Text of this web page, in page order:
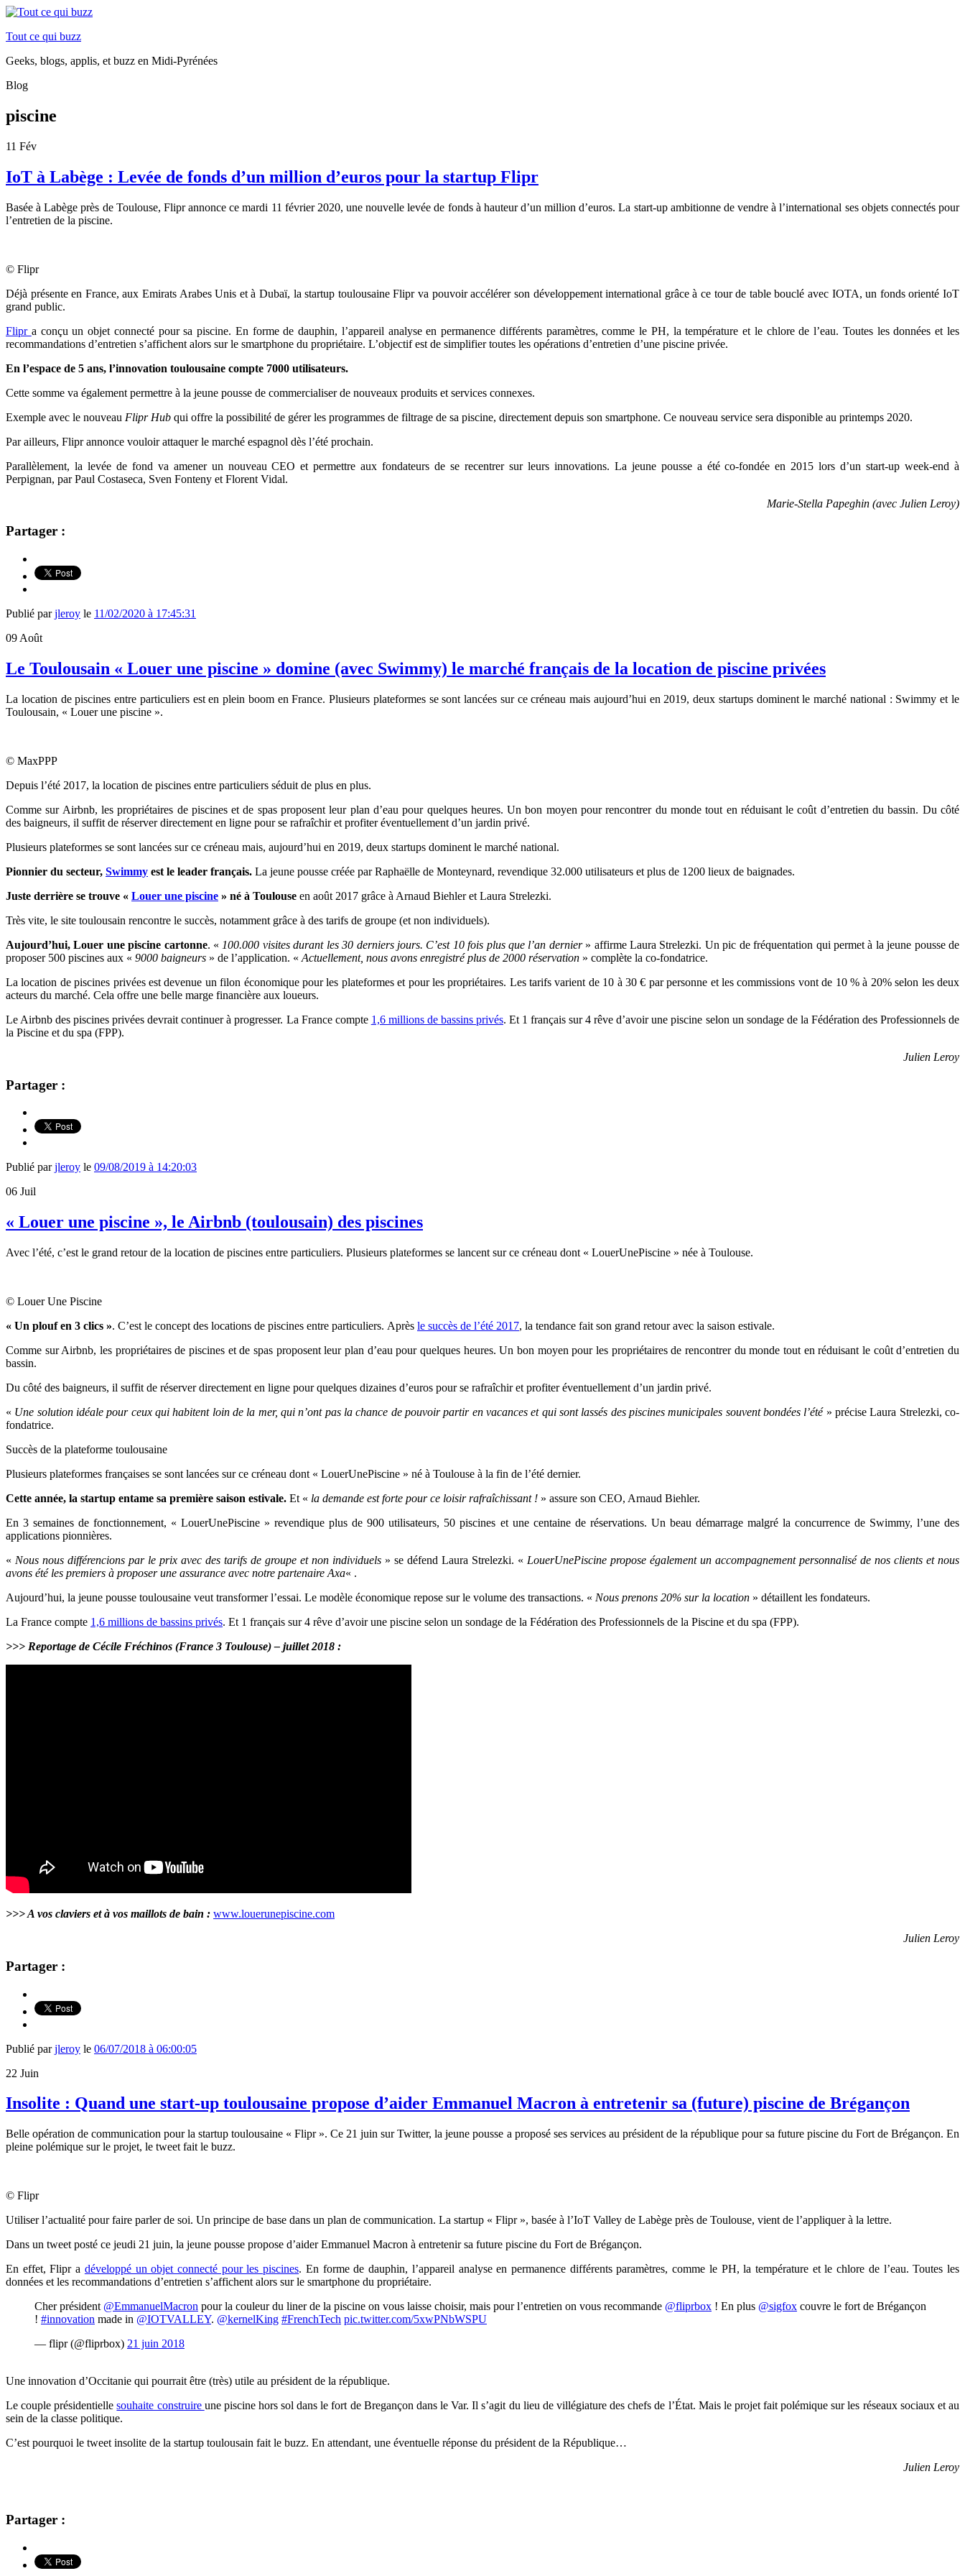
Tout ce qui buzz
Geeks, blogs, applis, et buzz en Midi-Pyrénées
Blog
piscine
11 Fév
IoT à Labège : Levée de fonds d’un million d’euros pour la startup Flipr
Basée à Labège près de Toulouse, Flipr annonce ce mardi 11 février 2020, une nouvelle levée de fonds à hauteur d’un million d’euros. La start-up ambitionne de vendre à l’international ses objets connectés pour
l’entretien de la piscine.
© Flipr
Déjà présente en France, aux Emirats Arabes Unis et à Dubaï, la startup toulousaine Flipr va pouvoir accélérer son développement international grâce à ce tour de table bouclé avec IOTA, un fonds orienté IoT
grand public.
Flipr a conçu un objet connecté pour sa piscine. En forme de dauphin, l’appareil analyse en permanence différents paramètres, comme le PH, la température et le chlore de l’eau. Toutes les données et les
recommandations d’entretien s’affichent alors sur le smartphone du propriétaire. L’objectif est de simplifier toutes les opérations d’entretien d’une piscine privée.
En l’espace de 5 ans, l’innovation toulousaine compte 7000 utilisateurs.
Cette somme va également permettre à la jeune pousse de commercialiser de nouveaux produits et services connexes.
Exemple avec le nouveau Flipr Hub qui offre la possibilité de gérer les programmes de filtrage de sa piscine, directement depuis son smartphone. Ce nouveau service sera disponible au printemps 2020.
Par ailleurs, Flipr annonce vouloir attaquer le marché espagnol dès l’été prochain.
Parallèlement, la levée de fond va amener un nouveau CEO et permettre aux fondateurs de se recentrer sur leurs innovations. La jeune pousse a été co-fondée en 2015lors d’un start-up week-end à
Perpignan, par Paul Costaseca, Sven Fonteny et Florent Vidal.
Marie-Stella Papeghin (avec Julien Leroy)
Partager :
Publié parjleroy le 11/02/2020 à 17:45:31
09 Août
Le Toulousain « Louer une piscine » domine (avec Swimmy) le marché français de la location de piscine privées
La location de piscines entre particuliers est en plein boom en France. Plusieurs plateformes se sont lancées sur ce créneau mais aujourd’hui en 2019, deux startups dominent le marché national : Swimmy et le
Toulousain, « Louer une piscine ».
© MaxPPP
Depuis l’été 2017, la location de piscines entre particuliers séduit de plus en plus.
Comme sur Airbnb, les propriétaires de piscines et de spas proposent leur plan d’eau pour quelques heures. Un bon moyen pour rencontrer du monde tout en réduisant le coût d’entretien du bassin. Du côté
des baigneurs, il suffit de réserver directement en ligne pour se rafraîchir et profiter éventuellement d’un jardin privé.
Plusieurs plateformes se sont lancées sur ce créneau mais, aujourd’hui en 2019, deux startups dominent le marché national.
Pionnier du secteur, Swimmy est le leader français. La jeune pousse créée par Raphaëlle de Monteynard, revendique 32.000 utilisateurs et plus de 1200 lieux de baignades.
Juste derrière se trouve « Louer une piscine » né à Toulouse en août 2017 grâce à Arnaud Biehler et Laura Strelezki.
Très vite, le site toulousain rencontre le succès, notamment grâce à des tarifs de groupe (et non individuels).
Aujourd’hui, Louer une piscine cartonne. « 100.000 visites durant les 30 derniers jours. C’est 10 fois plus que l’an dernier» affirme Laura Strelezki. Un pic de fréquentation qui permet à la jeune pousse de
proposer 500 piscines aux « 9000 baigneurs » de l’application. « Actuellement, nous avons enregistré plus de 2000 réservation » complète la co-fondatrice.
La location de piscines privées est devenue un filon économique pour les plateformes et pour les propriétaires. Les tarifs varient de 10 à 30 € par personne et les commissions vont de 10 % à 20% selon les deux
acteurs du marché. Cela offre une belle marge financière aux loueurs.
Le Airbnb des piscines privées devrait continuer à progresser. La France compte 1,6 millions de bassins privés. Et 1 français sur 4 rêve d’avoir une piscine selon un sondage de la Fédération des Professionnels de
la Piscine et du spa (FPP).
Julien Leroy
Partager :
Publié parjleroy le 09/08/2019 à 14:20:03
06 Juil
« Louer une piscine », le Airbnb (toulousain) des piscines
Avec l’été, c’est le grand retour de la location de piscines entre particuliers. Plusieurs plateformes se lancent sur ce créneau dont « LouerUnePiscine » née à Toulouse.
© Louer Une Piscine
« Un plouf en 3 clics ». C’est le concept des locations de piscines entre particuliers. Après le succès de l’été 2017, la tendance fait son grand retour avec la saison estivale.
Comme sur Airbnb, les propriétaires de piscines et de spas proposent leur plan d’eau pour quelques heures. Un bon moyen pour les propriétaires de rencontrer du monde tout en réduisant le coût d’entretien du
bassin.
Du côté des baigneurs, il suffit de réserver directement en ligne pour quelques dizaines d’euros pour se rafraîchir et profiter éventuellement d’un jardin privé.
« Une solution idéale pour ceux qui habitent loin de la mer, qui n’ont pas la chance de pouvoir partir en vacances et qui sont lassés des piscines municipales souvent bondées l’été» précise Laura Strelezki, co-
fondatrice.
Succès de la plateforme toulousaine
Plusieurs plateformes françaises se sont lancées sur ce créneau dont « LouerUnePiscine » né à Toulouse à la fin de l’été dernier.
Cette année, la startup entame sa première saison estivale. Et « la demande est forte pour ce loisir rafraîchissant ! » assure son CEO, Arnaud Biehler.
En 3 semaines de fonctionnement, « LouerUnePiscine » revendique plus de 900 utilisateurs, 50 piscines et une centaine de réservations. Un beau démarrage malgré la concurrence de Swimmy, l’une des
applications pionnières.
« Nous nous différencions par le prix avec des tarifs de groupe et non individuels » se défend Laura Strelezki. « LouerUnePiscine propose également un accompagnement personnalisé de nos clients et nous
avons été les premiers à proposer une assurance avec notre partenaire Axa« .
Aujourd’hui, la jeune pousse toulousaine veut transformer l’essai. Le modèle économique repose sur le volume des transactions. « Nous prenons 20% sur la location » détaillent les fondateurs.
La France compte 1,6 millions de bassins privés. Et 1 français sur 4 rêve d’avoir une piscine selon un sondage de la Fédération des Professionnels de la Piscine et du spa (FPP).
>>> Reportage de Cécile Fréchinos (France 3 Toulouse) – juillet 2018 :
>>> A vos claviers et à vos maillots de bain : www.louerunepiscine.com
Julien Leroy
Partager :
Publié parjleroy le 06/07/2018 à 06:00:05
22 Juin
Insolite : Quand une start-up toulousaine propose d’aider Emmanuel Macron à entretenir sa (future) piscine de Brégançon
Belle opération de communication pour la startup toulousaine « Flipr ». Ce 21 juin sur Twitter, la jeune pousse a proposé ses services au président de la république pour sa future piscine du Fort de Brégançon. En
pleine polémique sur le projet, le tweet fait le buzz.
© Flipr
Utiliser l’actualité pour faire parler de soi. Un principe de base dans un plan de communication. La startup « Flipr », basée à l’IoT Valley de Labège près de Toulouse, vient de l’appliquer à la lettre.
Dans un tweet posté ce jeudi 21 juin, la jeune pousse propose d’aider Emmanuel Macron à entretenir sa future piscine du Fort de Brégançon.
En effet, Flipr a développé un objet connecté pour les piscines. En forme de dauphin, l’appareil analyse en permanence différents paramètres, comme le PH, la température et le chlore de l’eau. Toutes les
données et les recommandations d’entretien s’affichent alors sur le smartphone du propriétaire.
Cher président @EmmanuelMacron pour la couleur du liner de la piscine on vous laisse choisir, mais pour l’entretien on vous recommande @fliprbox ! En plus @sigfox couvre le fort de Brégançon
! #innovation made in @IOTVALLEY. @kernelKing #FrenchTech pic.twitter.com/5xwPNbWSPU
— flipr (@fliprbox) 21 juin 2018
Une innovation d’Occitanie qui pourrait être (très) utile au président de la république.
Le couple présidentiellesouhaite construire une piscine hors sol dans le fort de Bregançon dans le Var. Il s’agit du lieu de villégiature des chefs de l’État. Mais le projet fait polémique sur les réseaux sociaux et au
sein de la classe politique.
C’est pourquoi le tweet insolite de la startup toulousain fait le buzz. En attendant, une éventuelle réponse du président de la République…
Julien Leroy
Partager :